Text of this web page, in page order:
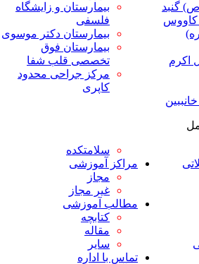
بیمارستان و زایشگاه
فلسفی
بیمارستان دکتر موسوی
بیمارستان فوق
تخصصی قلب شفا
مرکز جراحی محدود
مراکز آموزشی
مطالب آموزشی
تماس با اداره